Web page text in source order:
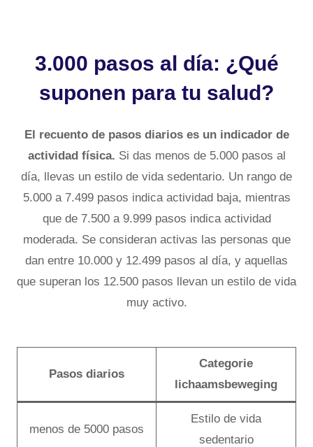
3.000 pasos al día: ¿Qué
suponen para tu salud?
El recuento de pasos diarios es un indicador de
actividad física. Si das menos de 5.000 pasos al
día, llevas un estilo de vida sedentario. Un rango de
5.000 a 7.499 pasos indica actividad baja, mientras
que de 7.500 a 9.999 pasos indica actividad
moderada. Se consideran activas las personas que
dan entre 10.000 y 12.499 pasos al día, y aquellas
que superan los 12.500 pasos llevan un estilo de vida
muy activo.
Pasos diarios
Categorie
lichaamsbeweging
menos de 5000 pasos
Estilo de vida
sedentario